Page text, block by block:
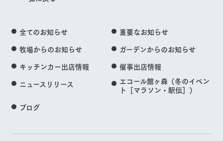
全てのお知らせ
重要なお知らせ
牧場からのお知らせ
ガーデンからのお知らせ
キッチンカー出店情報
催事出店情報
ニュースリリース
エコール館ヶ森（冬のイベン
ト［マラソン・駅伝］）
ブログ